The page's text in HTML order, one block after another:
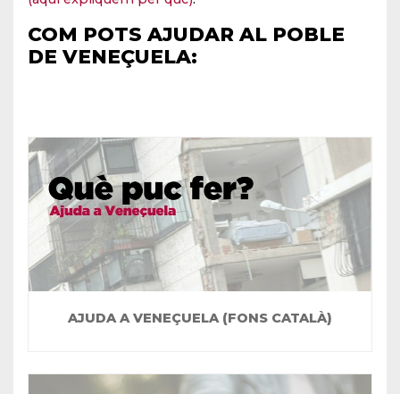
COM POTS AJUDAR AL POBLE
DE VENEÇUELA:
AJUDA A VENEÇUELA (FONS CATALÀ)